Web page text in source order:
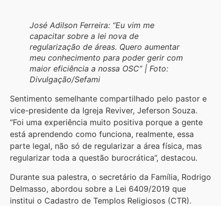
José Adilson Ferreira: “Eu vim me
capacitar sobre a lei nova de
regularização de áreas. Quero aumentar
meu conhecimento para poder gerir com
maior eficiência a nossa OSC” | Foto:
Divulgação/Sefami
Sentimento semelhante compartilhado pelo pastor e
vice-presidente da Igreja Reviver, Jeferson Souza.
“Foi uma experiência muito positiva porque a gente
está aprendendo como funciona, realmente, essa
parte legal, não só de regularizar a área física, mas
regularizar toda a questão burocrática”, destacou.
Durante sua palestra, o secretário da Família, Rodrigo
Delmasso, abordou sobre a Lei 6409/2019 que
institui o Cadastro de Templos Religiosos (CTR).